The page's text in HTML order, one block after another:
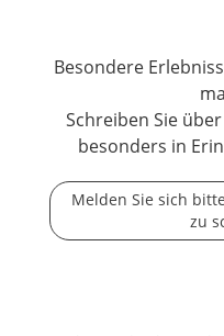
Besondere
Schreiben Sie
besonders in
Melden Sie sich
zu